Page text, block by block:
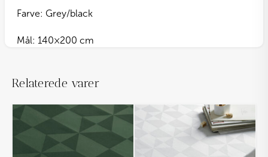
Farve: Grey/black
Mål: 140×200 cm
Relaterede varer